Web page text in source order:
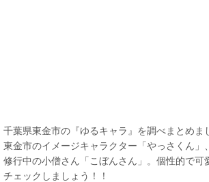
千葉県東金市の『ゆるキャラ』を調べまとめま
東金市のイメージキャラクター「やっさくん」
修行中の小僧さん「こぼんさん」。個性的で可
チェックしましょう！！